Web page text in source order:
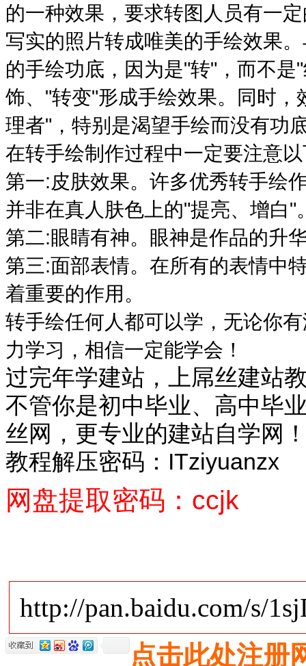
的一种效果，要求转图人员有一
写实的照片转成唯美的手绘效果
的手绘功底，因为是"转"，而不
饰、"转变"形成手绘效果。同时
理者"，特别是渴望手绘而没有功
在转手绘制作过程中一定要注意
第一:皮肤效果。许多优秀转手绘
并非在真人肤色上的"提亮、增白"
第二:眼睛有神。眼神是作品的升
第三:面部表情。在所有的表情中
着重要的作用。
转手绘任何人都可以学，无论你
力学习，相信一定能学会！
过完年学建站，上屌丝建站
不管你是初中毕业、高中毕
丝网，更专业的建站自学网
教程解压密码：ITziyuanzx
网盘提取密码：ccjk
http://pan.baidu.com/s/
点击此处注册